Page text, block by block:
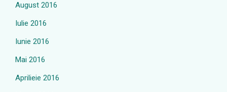
August 2016
Iulie 2016
Iunie 2016
Mai 2016
Aprilieie 2016